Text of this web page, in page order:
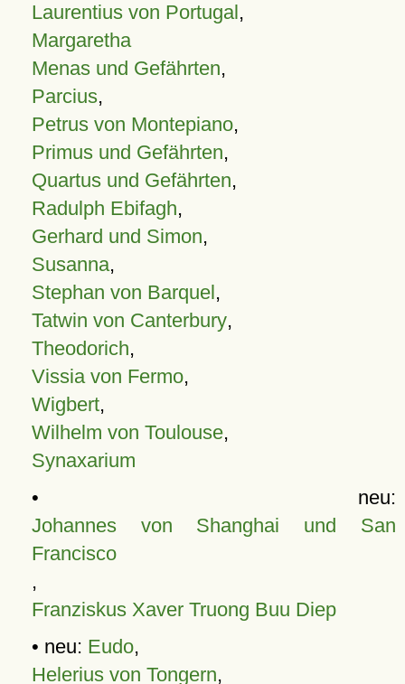
Laurentius von Portugal,
Margaretha
Menas und Gefährten,
Parcius,
Petrus von Montepiano,
Primus und Gefährten,
Quartus und Gefährten,
Radulph Ebifagh,
Gerhard und Simon,
Susanna,
Stephan von Barquel,
Tatwin von Canterbury,
Theodorich,
Vissia von Fermo,
Wigbert,
Wilhelm von Toulouse,
Synaxarium
• neu:
Johannes von Shanghai und San
Francisco
,
Franziskus Xaver Truong Buu Diep
• neu: Eudo,
Helerius von Tongern,